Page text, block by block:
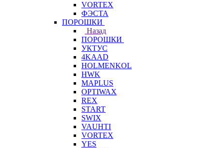
VORTEX
ФЭСТА
ПОРОШКИ
Назад
ПОРОШКИ
УКТУС
4KAAD
HOLMENKOL
HWK
MAPLUS
OPTIWAX
REX
START
SWIX
VAUHTI
VORTEX
YES